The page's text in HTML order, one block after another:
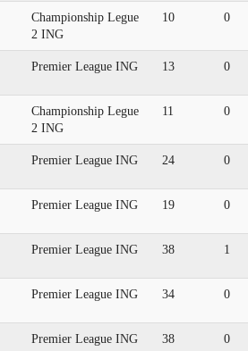
Championship Legue
2 ING
10 0
Premier League ING 13 0
Championship Legue
2 ING
11 0
Premier League ING 24 0
Premier League ING 19 0
Premier League ING 38 1
Premier League ING 34 0
Premier League ING 38 0